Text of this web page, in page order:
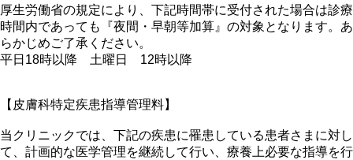
厚生労働省の規定により、下記時間帯に受付された場合は診療
時間内であっても『夜間・早朝等加算』の対象となります。あ
らかじめご了承ください。
平日18時以降 土曜日 12時以降
【皮膚科特定疾患指導管理料】
当クリニックでは、下記の疾患に罹患している患者さまに対し
て、計画的な医学管理を継続して行い、療養上必要な指導を行